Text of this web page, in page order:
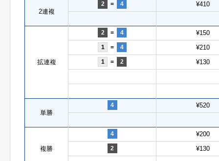
2連複
2 = 4 ¥410
拡連複
2 = 4 ¥150
1 = 4 ¥210
1 = 2 ¥130
単勝
4 ¥520
複勝
4 ¥200
2 ¥130